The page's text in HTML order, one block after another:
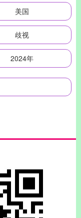
美国
歧视
2024年